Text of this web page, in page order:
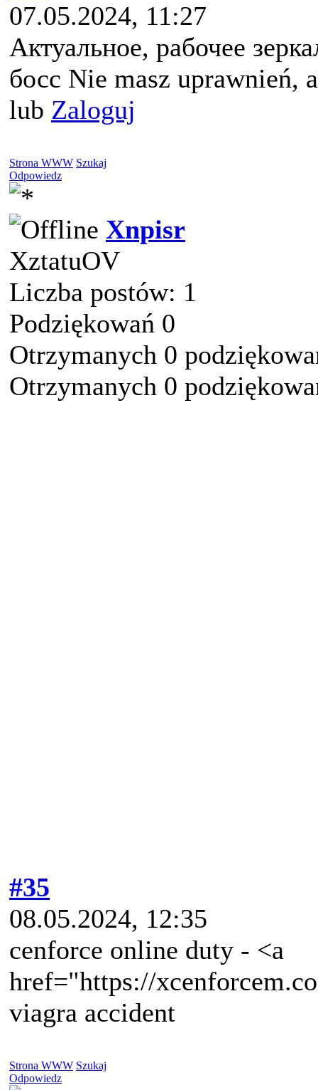
07.05.2024, 11:27
Актуальное, рабочее
босс Nie masz
lub Zaloguj
Strona WWW Szukaj
Odpowiedz
Xnpisr
XztatuOV
Liczba postów: 1
Podziękowań 0
Otrzymanych 0
Otrzymanych 0
#35
08.05.2024, 12:35
cenforce online duty - <a
href="https://
viagra accident
Strona WWW Szukaj
Odpowiedz